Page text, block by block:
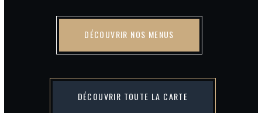
DÉCOUVRIR NOS MENUS
DÉCOUVRIR TOUTE LA CARTE